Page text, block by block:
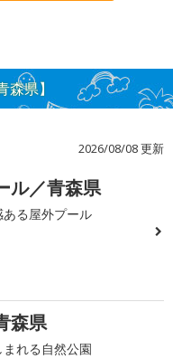
県】
2026/08/08 更新
ル／青森県
る屋外プール
森県
れる自然公園